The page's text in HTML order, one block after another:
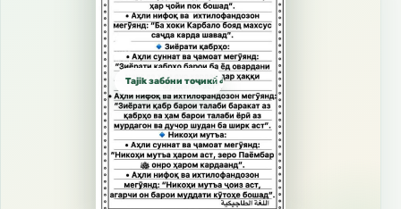
Tajik забо́ни тоҷикӣ́ الطاجيكية